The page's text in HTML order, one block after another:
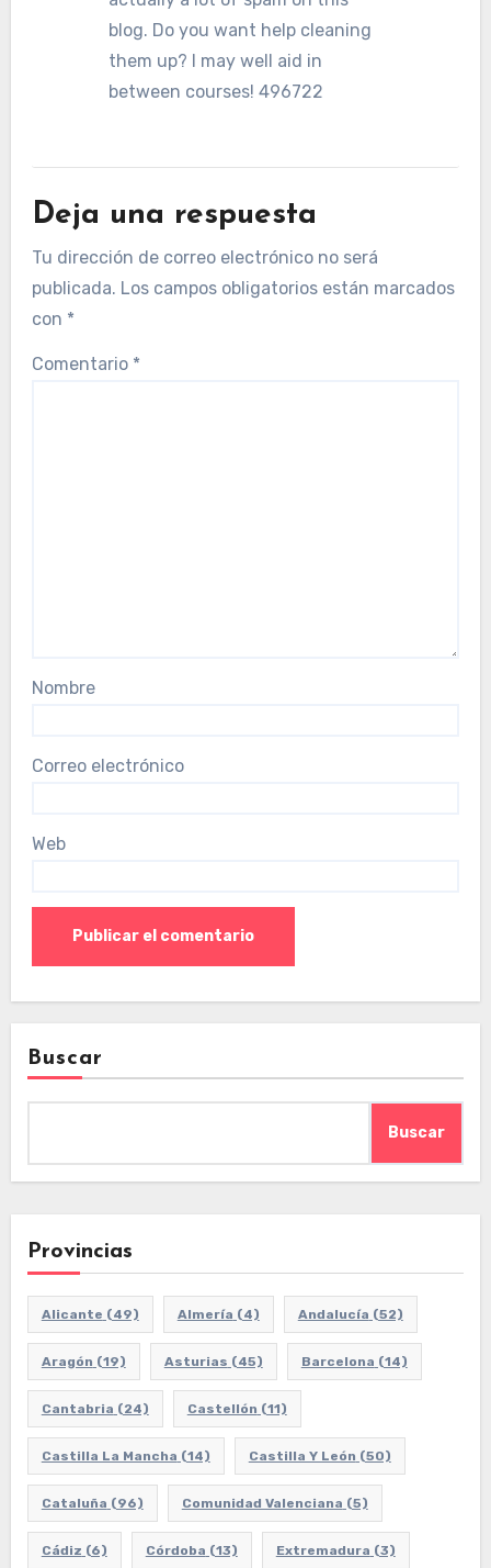
blog. Do you want help cleaning
them up? I may well aid in
between courses! 496722
Deja una respuesta
Tu dirección de correo electrónico no será
publicada. Los campos obligatorios están marcados
con *
Comentario *
Nombre
Correo electrónico
Web
Buscar
Buscar
Provincias
Alicante (49) Almería (4) Andalucía (52)
Aragón (19) Asturias (45) Barcelona (14)
Cantabria (24) Castellón (11)
Castilla La Mancha (14) Castilla Y León (50)
Cataluña (96) Comunidad Valenciana (5)
Cádiz (6) Córdoba (13) Extremadura (3)